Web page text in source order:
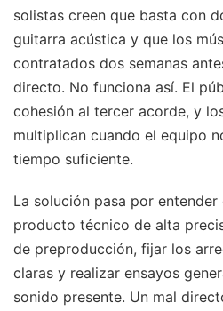
solistas creen que basta con
guitarra acústica y que los
contratados dos semanas
directo. No funciona así. El
cohesión al tercer acorde, y
multiplican cuando el equipo
tiempo suficiente.
La solución pasa por
producto técnico de alta
de preproducción, fijar los
claras y realizar ensayos
sonido presente. Un mal